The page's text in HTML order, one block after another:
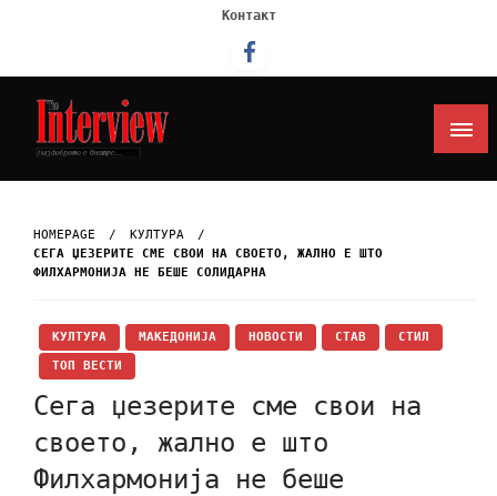
Контакт
Интервју
HOMEPAGE
КУЛТУРА
СЕГА ЏЕЗЕРИТЕ СМЕ СВОИ НА СВОЕТО, ЖАЛНО Е ШТО
ФИЛХАРМОНИЈА НЕ БЕШЕ СОЛИДАРНА
КУЛТУРА МАКЕДОНИЈА НОВОСТИ СТАВ
СТИЛ
ТОП ВЕСТИ
Сега џезерите сме свои на
своето, жално е што
Филхармонија не беше